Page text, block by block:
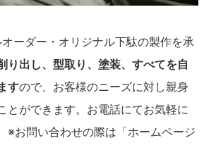
ーダー・オリジナル下駄の製作を承
り出し、型取り、塗装、すべてを自
すので、お客様のニーズに対し親身
とができます。お電話にてお気軽に
※お問い合わせの際は「ホームページ